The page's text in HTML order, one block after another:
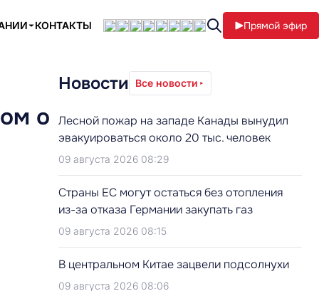
КОНТАКТЫ Прямой эфир
о
Новости Все новости
Лесной пожар на западе Канады вынудил
эвакуироваться около 20 тыс. человек
09 августа 2026 08:29
Страны ЕС могут остаться без отопления
из-за отказа Германии закупать газ
09 августа 2026 08:15
В центральном Китае зацвели подсолнухи
09 августа 2026 08:06